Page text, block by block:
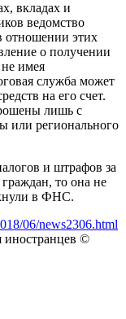
вкладах и
ведомство
отношении этих
о получении
имея
служба может
на его счет.
лишь с
или регионального
и штрафов за
то она не
в ФНС.
06/news2306.html
иностранцев ©